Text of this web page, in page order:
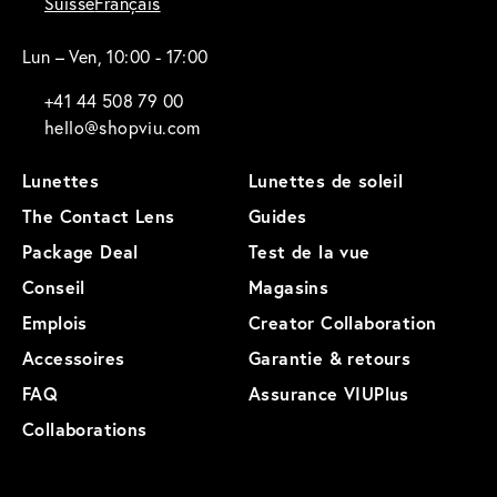
Lun – Ven, 10:00 - 17:00
+41 44 508 79 00
hello@shopviu.com
Lunettes
Lunettes de soleil
The Contact Lens
Guides
Package Deal
Test de la vue
Conseil
Magasins
Emplois
Creator Collaboration
Accessoires
Garantie & retours
FAQ
Assurance VIUPlus
Collaborations